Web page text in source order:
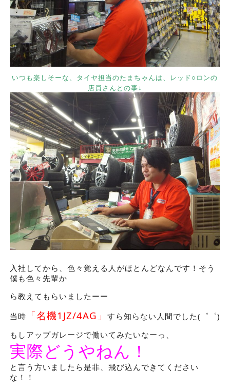
いつも楽しそーな、タイヤ担当のたまちゃんは、レッド○ロンの
店員さんとの事↓
入社してから、色々覚える人がほとんどなんです！そう
僕も色々先輩か
ら教えてもらいましたーー
当時 「名機1JZ/4AG」 すら知らない人間でした(゜゜)
もしアップガレージで働いてみたいなーっ、
実際どうやねん！
と言う方いましたら是非、飛び込んできてください
な！！